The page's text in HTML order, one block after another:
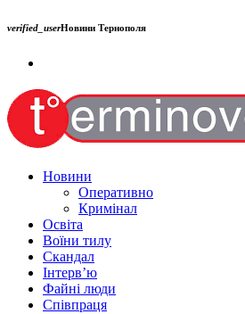
verified_userНовини Тернополя
Новини
Оперативно
Кримінал
Освіта
Воїни тилу
Скандал
Інтерв’ю
Файні люди
Співпраця